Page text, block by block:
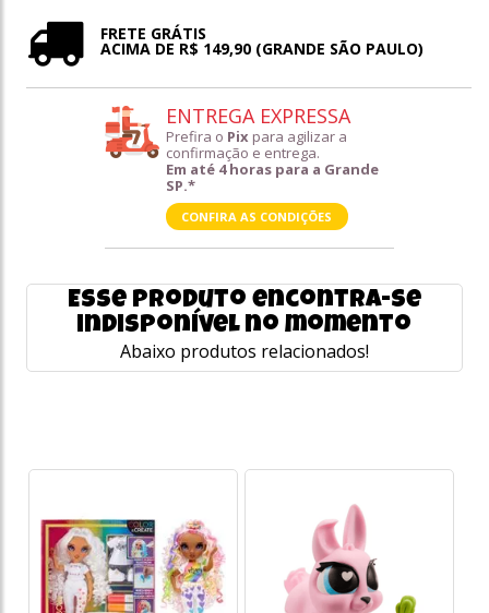
FRETE GRÁTIS
ACIMA DE R$ 149,90 (GRANDE SÃO PAULO)
ENTREGA EXPRESSA
Prefira o Pix para agilizar a
confirmação e entrega.
Em até 4 horas para a Grande
SP.*
CONFIRA AS CONDIÇÕES
Esse produto encontra-se
indisponível no momento
Abaixo produtos relacionados!